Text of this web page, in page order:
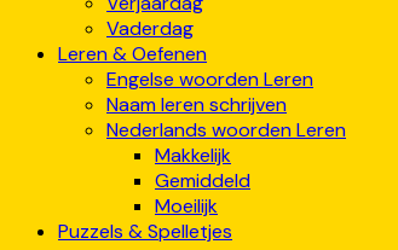
Vaderdag
Leren & Oefenen
Engelse woorden Leren
Naam leren schrijven
Nederlands woorden Leren
Makkelijk
Gemiddeld
Moeilijk
Puzzels & Spelletjes